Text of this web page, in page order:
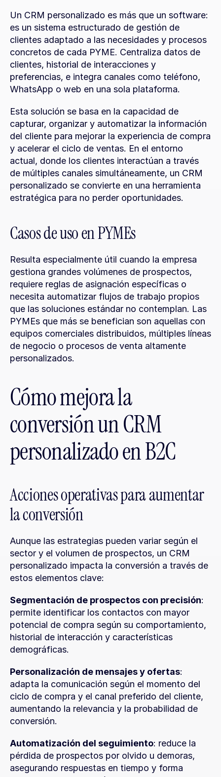
Un CRM personalizado es más que un software:
es un sistema estructurado de gestión de
clientes adaptado a las necesidades y procesos
concretos de cada PYME. Centraliza datos de
clientes, historial de interacciones y
preferencias, e integra canales como teléfono,
WhatsApp o web en una sola plataforma.
Esta solución se basa en la capacidad de
capturar, organizar y automatizar la información
del cliente para mejorar la experiencia de compra
y acelerar el ciclo de ventas. En el entorno
actual, donde los clientes interactúan a través
de múltiples canales simultáneamente, un CRM
personalizado se convierte en una herramienta
estratégica para no perder oportunidades.
Casos de uso en PYMEs
Resulta especialmente útil cuando la empresa
gestiona grandes volúmenes de prospectos,
requiere reglas de asignación específicas o
necesita automatizar flujos de trabajo propios
que las soluciones estándar no contemplan. Las
PYMEs que más se benefician son aquellas con
equipos comerciales distribuidos, múltiples líneas
de negocio o procesos de venta altamente
personalizados.
Cómo mejora la
conversión un CRM
personalizado en B2C
Acciones operativas para aumentar
la conversión
Aunque las estrategias pueden variar según el
sector y el volumen de prospectos, un CRM
personalizado impacta la conversión a través de
estos elementos clave:
Segmentación de prospectos con precisión:
permite identificar los contactos con mayor
potencial de compra según su comportamiento,
historial de interacción y características
demográficas.
Personalización de mensajes y ofertas:
adapta la comunicación según el momento del
ciclo de compra y el canal preferido del cliente,
aumentando la relevancia y la probabilidad de
conversión.
Automatización del seguimiento: reduce la
pérdida de prospectos por olvido u demoras,
asegurando respuestas en tiempo y forma